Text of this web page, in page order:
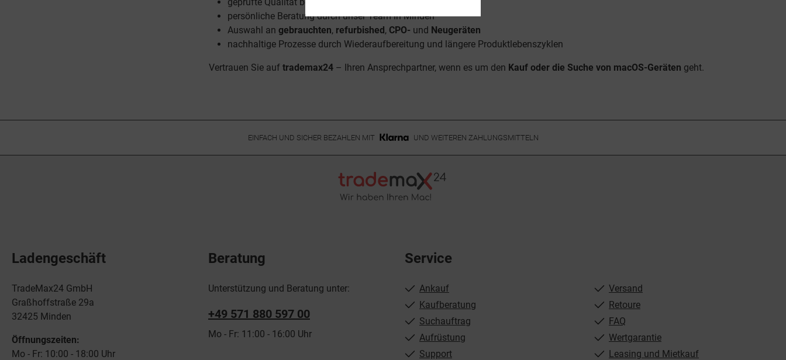
persönliche Beratung durch unser Team in Minden
Auswahl an gebrauchten, refurbished, CPO- und Neugeräten
nachhaltige Prozesse durch Wiederaufbereitung und längere Produktlebenszyklen
Vertrauen Sie auf trademax24 – Ihren Ansprechpartner, wenn es um den Kauf oder die Suche von macOS-Geräten geht.
EINFACH UND SICHER BEZAHLEN MIT UND WEITEREN ZAHLUNGSMITTELN
Beratung
Unterstützung und Beratung unter:
+49 571 880 597 00
Mo - Fr: 11:00 - 16:00 Uhr
Ladengeschäft
TradeMax24 GmbH
Graßhoffstraße 29a
32425 Minden
Öffnungszeiten:
Mo - Fr: 10:00 - 18:00 Uhr
Service
Ankauf
Kaufberatung
Suchauftrag
Aufrüstung
Support
Versand
Retoure
FAQ
Wertgarantie
Leasing und Mietkauf